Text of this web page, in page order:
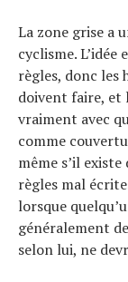
La zone grise a
cyclisme. L’idée
règles, donc les
doivent faire, et
vraiment avec
comme
même s’il
règles mal
lorsque
généralement
selon lui, ne